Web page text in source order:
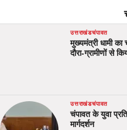
उत्तराखंडचंपावत
मुख्यमंत्री धामी का
दौरा-ग्रामीणों से
उत्तराखंडचंपावत
चंपावत के युवा
मार्गदर्शन